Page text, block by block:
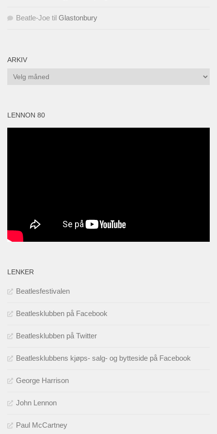
Beatle-Joe til Glastonbury
ARKIV
Arkiv
LENNON 80
LENKER
Beatlesfestivalen
Beatlesklubben på Facebook
Beatlesklubben på Twitter
Beatlesklubbens kjøps- salg- og bytteside på Facebook
George Harrison
John Lennon
Paul McCartney